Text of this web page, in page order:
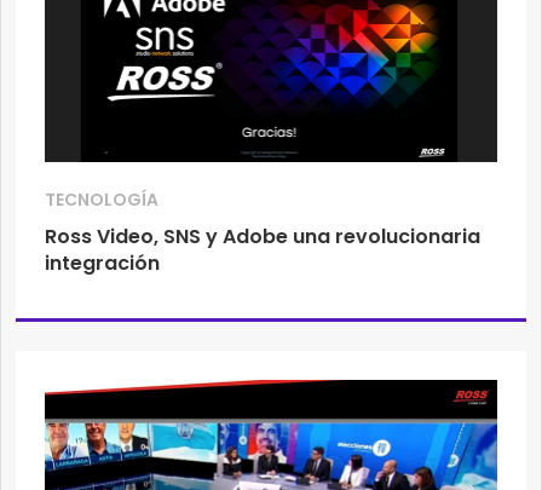
TECNOLOGÍA
Ross Video, SNS y Adobe una revolucionaria
integración